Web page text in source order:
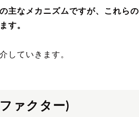
主なメカニズムですが、これらの
す。
していきます。
ァクター)